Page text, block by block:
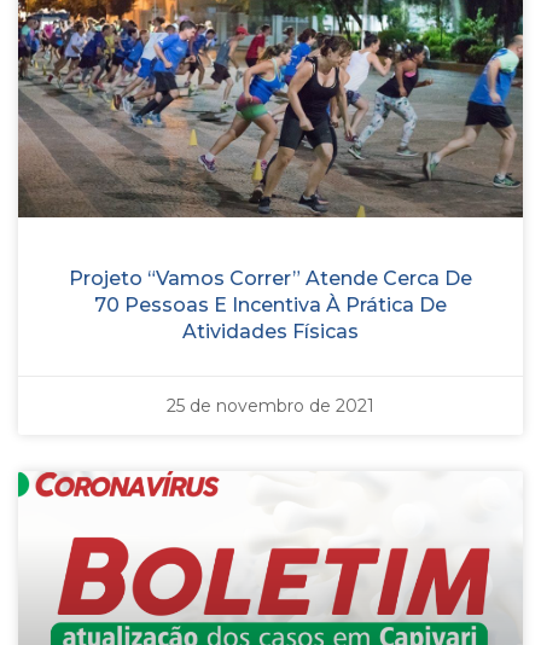
Projeto “Vamos Correr” Atende Cerca De
70 Pessoas E Incentiva À Prática De
Atividades Físicas
25 de novembro de 2021